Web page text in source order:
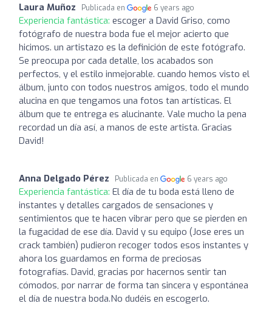
Laura Muñoz Publicada en 6 years ago
Experiencia fantástica: escoger a David Griso, como
fotógrafo de nuestra boda fue el mejor acierto que
hicimos. un artistazo es la definición de este fotógrafo.
Se preocupa por cada detalle, los acabados son
perfectos, y el estilo inmejorable. cuando hemos visto el
álbum, junto con todos nuestros amigos, todo el mundo
alucina en que tengamos una fotos tan artísticas. El
álbum que te entrega es alucinante. Vale mucho la pena
recordad un día así, a manos de este artista. Gracias
David!
Anna Delgado Pérez Publicada en 6 years ago
Experiencia fantástica: El día de tu boda está lleno de
instantes y detalles cargados de sensaciones y
sentimientos que te hacen vibrar pero que se pierden en
la fugacidad de ese día. David y su equipo (Jose eres un
crack también) pudieron recoger todos esos instantes y
ahora los guardamos en forma de preciosas
fotografías. David, gracias por hacernos sentir tan
cómodos, por narrar de forma tan sincera y espontánea
el día de nuestra boda.No dudéis en escogerlo.